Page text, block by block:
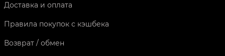
Доставка и оплата
Правила покупок с кэшбека
Возврат / обмен